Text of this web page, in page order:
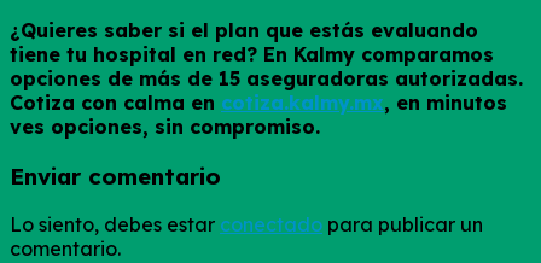
¿Quieres saber si el plan que estás evaluando
tiene tu hospital en red? En Kalmy comparamos
opciones de más de 15 aseguradoras autorizadas.
Cotiza con calma en cotiza.kalmy.mx, en minutos
ves opciones, sin compromiso.
Enviar comentario
Lo siento, debes estar conectado para publicar un
comentario.